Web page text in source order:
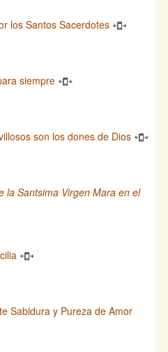
los Santos Sacerdotes
siempre
son los dones de Dios
la Santsima Virgen Mara en el
Sabidura y Pureza de Amor